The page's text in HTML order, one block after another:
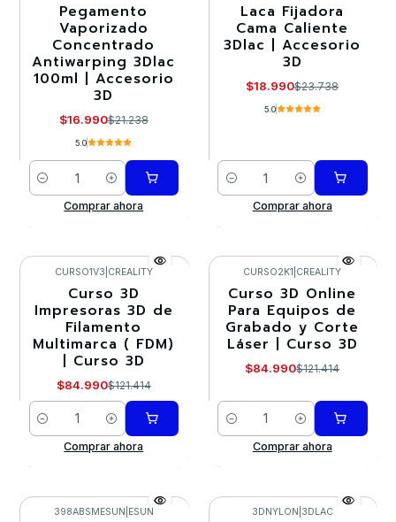
-20%Pegamento
Vaporizado
Concentrado
Antiwarping 3Dlac
100ml | Accesorio
3D
$16.990$21.238
5.0
Cantidad
Comprar ahora
-20%
Laca Fijadora
Cama Caliente
3Dlac | Accesorio
3D
$18.990$23.738
5.0
Cantidad
Comprar ahora
-30%
CURSO1V3 CREALITY
Curso 3D
Impresoras 3D de
Filamento
Multimarca ( FDM)
| Curso 3D
$84.990$121.414
Cantidad
Comprar ahora
-30%
CURSO2K1 CREALITY
Curso 3D Online
Para Equipos de
Grabado y Corte
Láser | Curso 3D
$84.990$121.414
Cantidad
Comprar ahora
398ABSMESUN ESUN 3DNYLON 3DLAC